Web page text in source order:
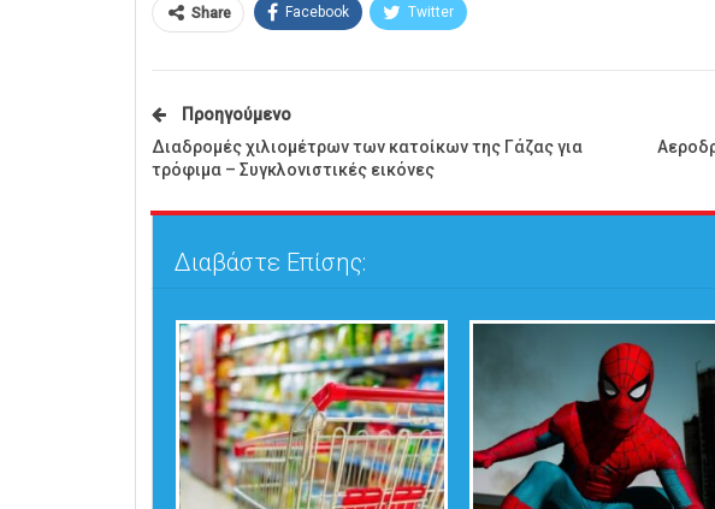
Share Facebook Twitter
Προηγούμενο
Διαδρομές χιλιομέτρων των κατοίκων της Γάζας για
τρόφιμα – Συγκλονιστικές εικόνες
Διαβάστε Επίσης: